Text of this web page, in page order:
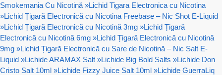
Smokemania Cu Nicotină »Lichid Tigara Electronica cu Nicotina
»Lichid Țigară Electronică cu Nicotina Freebase – Nic Shot E-Liquid
»Lichid Țigară Electronică cu Nicotină 3mg »Lichid Țigară
Electronică cu Nicotină 6mg »Lichid Țigară Electronică cu Nicotină
9mg »Lichid Țigară Electronică cu Sare de Nicotină – Nic Salt E-
Liquid »Lichide ARAMAX Salt »Lichide Big Bold Salts »Lichide Don
Cristo Salt 10ml »Lichide Fizzy Juice Salt 10ml »Lichide GuerraLiq